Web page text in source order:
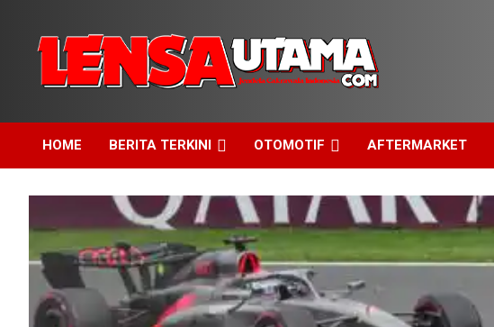
content
LensaUtama
HOME BERITA TERKINI OTOMOTIF AFTERMARKET